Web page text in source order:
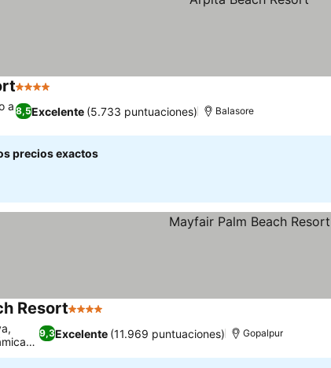
4 Estrellas
8,5Excelente (5.733 puntuaciones)
a
Balasore
precios exactos
Resort4 Estrellas
9,3Excelente (11.969 puntuaciones) Gopalpur